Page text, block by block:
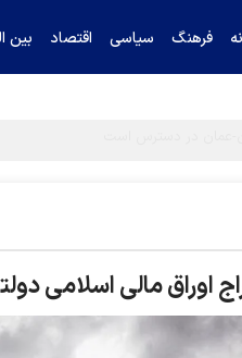
فرهنگ سیاسی اقتصاد بین
اوراق مالی اسلامی